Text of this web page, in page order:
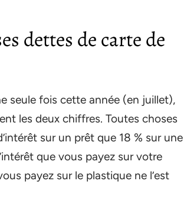
dettes de carte de
seule fois cette année (en juillet),
les deux chiffres. Toutes choses
sur un prêt que 18 % sur une
que vous payez sur votre
payez sur le plastique ne l’est